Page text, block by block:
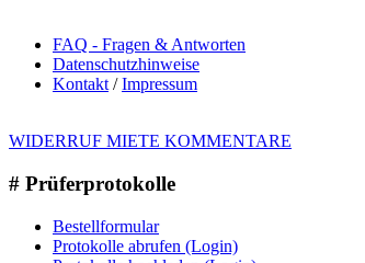
FAQ - Fragen & Antworten
Datenschutzhinweise
Kontakt /Impressum
WIDERRUF MIETE KOMMENTARE
# Prüferprotokolle
Bestellformular
Protokolle abrufen (Login)